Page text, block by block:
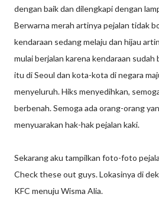
dengan baik dan dilengkapi dengan
Berwarna merah artinya pejalan tidak
kendaraan sedang melaju dan hijau
mulai berjalan karena kendaraan
itu di Seoul dan kota-kota di negara
menyeluruh. Hiks menyedihkan,
berbenah. Semoga ada orang-orang
menyuarakan hak-hak pejalan kaki.
Sekarang aku tampilkan foto-foto
Check these out guys. Lokasinya di
KFC menuju Wisma Alia.